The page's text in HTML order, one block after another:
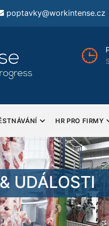
poptavky@workintense.cz
a Neděle - Zavřeno
HR PRO FIRMY
UDÁLOSTI